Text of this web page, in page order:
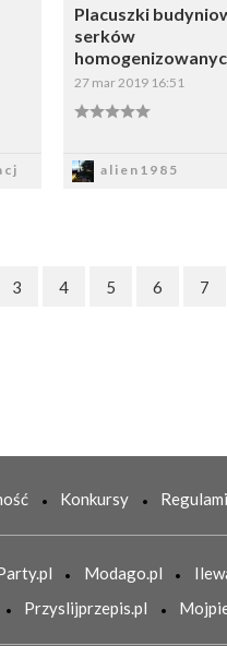
Placuszki
serków
27 mar 2019 16:51
alien1985
3 4 5 6 7
Konkursy
Modago.pl
Przyslijprzepis.pl